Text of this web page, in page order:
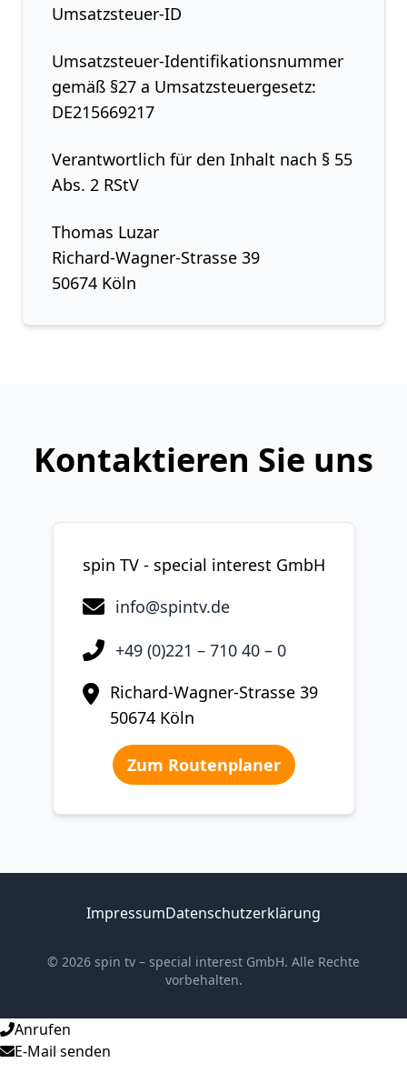
Umsatzsteuer-ID
Umsatzsteuer-Identifikationsnummer
gemäß §27 a Umsatzsteuergesetz:
DE215669217
Verantwortlich für den Inhalt nach § 55
Abs. 2 RStV
Thomas Luzar
Richard-Wagner-Strasse 39
50674 Köln
Kontaktieren Sie uns
spin TV - special interest GmbH
info@spintv.de
+49 (0)221 – 710 40 – 0
Richard-Wagner-Strasse 39
50674 Köln
Zum Routenplaner
ImpressumDatenschutzerklärung
© 2026 spin tv – special interest GmbH. Alle Rechte
vorbehalten.
Anrufen
E-Mail senden